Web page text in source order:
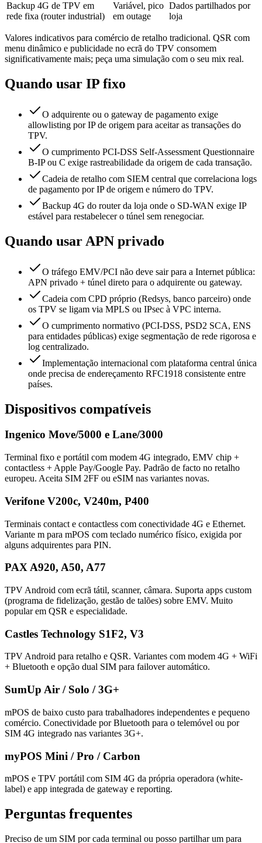
Backup 4G de TPV em
rede fixa (router industrial)
Variável, pico
em outage
Dados partilhados por
loja
Valores indicativos para comércio de retalho tradicional. QSR com
menu dinâmico e publicidade no ecrã do TPV consomem
significativamente mais; peça uma simulação com o seu mix real.
Quando usar IP fixo
O adquirente ou o gateway de pagamento exige
allowlisting por IP de origem para aceitar as transações do
TPV.
O cumprimento PCI-DSS Self-Assessment Questionnaire
B-IP ou C exige rastreabilidade da origem de cada transação.
Cadeia de retalho com SIEM central que correlaciona logs
de pagamento por IP de origem e número do TPV.
Backup 4G do router da loja onde o SD-WAN exige IP
estável para restabelecer o túnel sem renegociar.
Quando usar APN privado
O tráfego EMV/PCI não deve sair para a Internet pública:
APN privado + túnel direto para o adquirente ou gateway.
Cadeia com CPD próprio (Redsys, banco parceiro) onde
os TPV se ligam via MPLS ou IPsec à VPC interna.
O cumprimento normativo (PCI-DSS, PSD2 SCA, ENS
para entidades públicas) exige segmentação de rede rigorosa e
log centralizado.
Implementação internacional com plataforma central única
onde precisa de endereçamento RFC1918 consistente entre
países.
Dispositivos compatíveis
Ingenico Move/5000 e Lane/3000
Terminal fixo e portátil com modem 4G integrado, EMV chip +
contactless + Apple Pay/Google Pay. Padrão de facto no retalho
europeu. Aceita SIM 2FF ou eSIM nas variantes novas.
Verifone V200c, V240m, P400
Terminais contact e contactless com conectividade 4G e Ethernet.
Variante m para mPOS com teclado numérico físico, exigida por
alguns adquirentes para PIN.
PAX A920, A50, A77
TPV Android com ecrã tátil, scanner, câmara. Suporta apps custom
(programa de fidelização, gestão de talões) sobre EMV. Muito
popular em QSR e especialidade.
Castles Technology S1F2, V3
TPV Android para retalho e QSR. Variantes com modem 4G + WiFi
+ Bluetooth e opção dual SIM para failover automático.
SumUp Air / Solo / 3G+
mPOS de baixo custo para trabalhadores independentes e pequeno
comércio. Conectividade por Bluetooth para o telemóvel ou por
SIM 4G integrado nas variantes 3G+.
myPOS Mini / Pro / Carbon
mPOS e TPV portátil com SIM 4G da própria operadora (white-
label) e app integrada de gateway e reporting.
Perguntas frequentes
Preciso de um SIM por cada terminal ou posso partilhar um para